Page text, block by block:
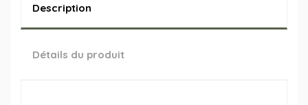
Description
Détails du produit